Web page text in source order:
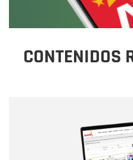
CONTENIDOS
Correo electrónico